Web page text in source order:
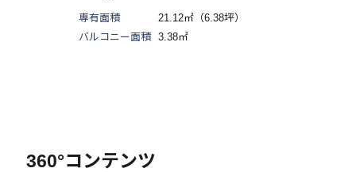
専有面積
21.12㎡（6.38坪）
バルコニー面積
3.38㎡
360°コンテンツ